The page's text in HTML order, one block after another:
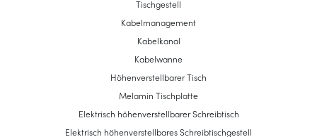
Tischgestell
Kabelmanagement
Kabelkanal
Kabelwanne
Höhenverstellbarer Tisch
Melamin Tischplatte
Elektrisch höhenverstellbarer Schreibtisch
Elektrisch höhenverstellbares Schreibtischgestell